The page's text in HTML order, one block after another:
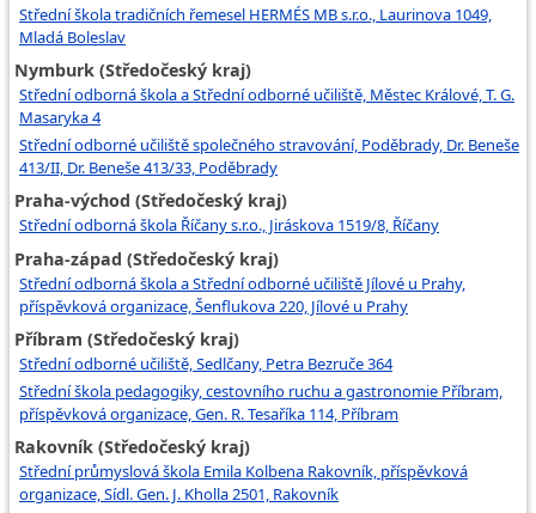
Střední škola tradičních řemesel HERMÉS MB s.r.o., Laurinova 1049,
Mladá Boleslav
Nymburk (Středočeský kraj)
Střední odborná škola a Střední odborné učiliště, Městec Králové, T. G.
Masaryka 4
Střední odborné učiliště společného stravování, Poděbrady, Dr. Beneše
413/II, Dr. Beneše 413/33, Poděbrady
Praha-východ (Středočeský kraj)
Střední odborná škola Říčany s.r.o., Jiráskova 1519/8, Říčany
Praha-západ (Středočeský kraj)
Střední odborná škola a Střední odborné učiliště Jílové u Prahy,
příspěvková organizace, Šenflukova 220, Jílové u Prahy
Příbram (Středočeský kraj)
Střední odborné učiliště, Sedlčany, Petra Bezruče 364
Střední škola pedagogiky, cestovního ruchu a gastronomie Příbram,
příspěvková organizace, Gen. R. Tesaříka 114, Příbram
Rakovník (Středočeský kraj)
Střední průmyslová škola Emila Kolbena Rakovník, příspěvková
organizace, Sídl. Gen. J. Kholla 2501, Rakovník